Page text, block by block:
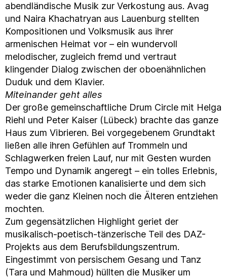
abendländische Musik zur Verkostung aus. Avag
und Naira Khachatryan aus Lauenburg stellten
Kompositionen und Volksmusik aus ihrer
armenischen Heimat vor – ein wundervoll
melodischer, zugleich fremd und vertraut
klingender Dialog zwischen der oboenähnlichen
Duduk und dem Klavier.
Miteinander geht alles
Der große gemeinschaftliche Drum Circle mit Helga
Riehl und Peter Kaiser (Lübeck) brachte das ganze
Haus zum Vibrieren. Bei vorgegebenem Grundtakt
ließen alle ihren Gefühlen auf Trommeln und
Schlagwerken freien Lauf, nur mit Gesten wurden
Tempo und Dynamik angeregt – ein tolles Erlebnis,
das starke Emotionen kanalisierte und dem sich
weder die ganz Kleinen noch die Älteren entziehen
mochten.
Zum gegensätzlichen Highlight geriet der
musikalisch-poetisch-tänzerische Teil des DAZ-
Projekts aus dem Berufsbildungszentrum.
Eingestimmt von persischem Gesang und Tanz
(Tara und Mahmoud) hüllten die Musiker um